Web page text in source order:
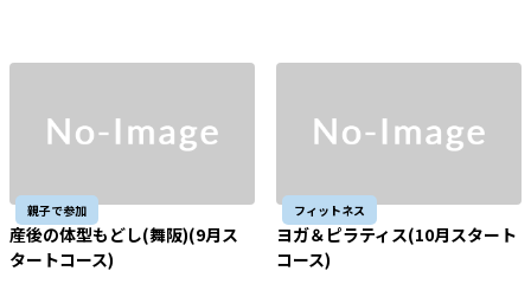
教室・イベントに関するお問い合わせは、
各教室・イベントページの問い合わせ先までお願いいたします。
親子で参加
産後の体型もどし(舞阪)(9月ス
タートコース)
フィットネス
ヨガ＆ピラティス(10月スタート
コース)